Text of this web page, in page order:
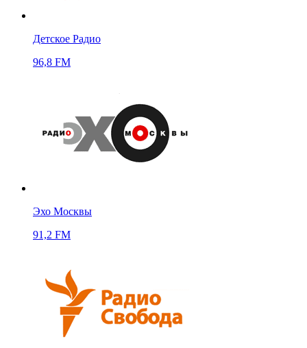
Детское Радио
96,8 FM
Эхо Москвы
91,2 FM